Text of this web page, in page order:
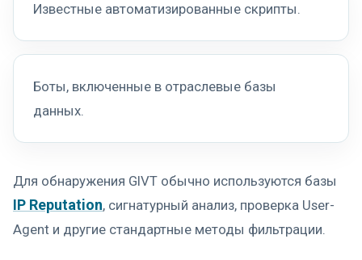
Известные автоматизированные скрипты.
Боты, включенные в отраслевые базы
данных.
Для обнаружения GIVT обычно используются базы
IP Reputation, сигнатурный анализ, проверка User-
Agent и другие стандартные методы фильтрации.